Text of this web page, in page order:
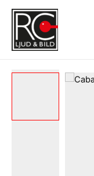
Hoppa
innehåll